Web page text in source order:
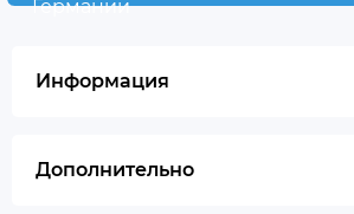
Германии
Информация
Дополнительно